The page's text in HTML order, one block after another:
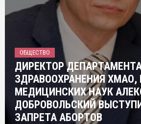
ОБЩЕСТВО
ДИРЕКТОР
ЗДРАВООХРАНЕНИЯ
МЕДИЦИНСКИХ НАУК
ДОБРОВОЛЬСКИЙ
ЗАПРЕТА АБОРТОВ